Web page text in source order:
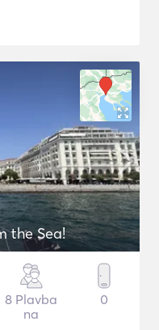
the Sea!
8 Plavba
na
0